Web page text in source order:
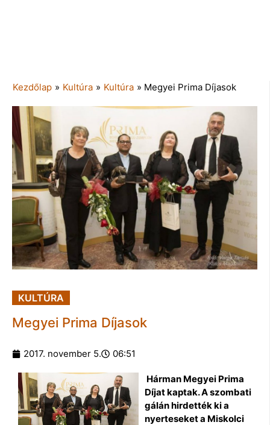
Kezdőlap » Kultúra » Kultúra » Megyei Prima Díjasok
KULTÚRA
Megyei Prima Díjasok
2017. november 5. 06:51
Hárman Megyei Prima
Díjat kaptak. A szombati
gálán hirdették ki a
nyerteseket a Miskolci